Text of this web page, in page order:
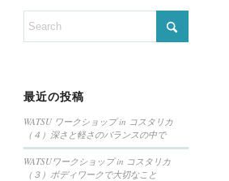
最近の投稿
WATSU ワークショップ in コスタリカ
（４）深さと軽さのバランスの中で
WATSUワークショップ in コスタリカ
（３）ボディワークで大切なこと